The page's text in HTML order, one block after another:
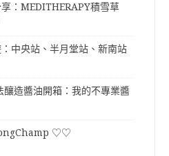
：MEDITHERAPY積雪草
中央站、半月堂站、新南站
造醬油開箱：我的不專業醬
♡♡